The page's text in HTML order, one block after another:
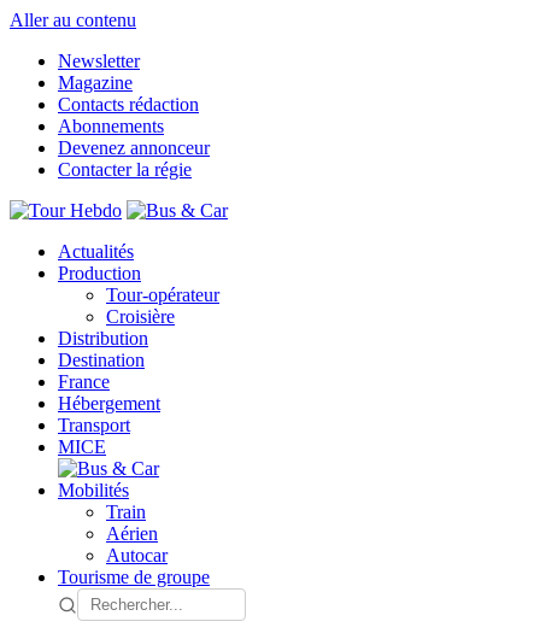
Aller au contenu
Newsletter
Magazine
Contacts rédaction
Abonnements
Devenez annonceur
Contacter la régie
Actualités
Production
Tour-opérateur
Croisière
Distribution
Destination
France
Hébergement
Transport
MICE
Mobilités
Train
Aérien
Autocar
Tourisme de groupe